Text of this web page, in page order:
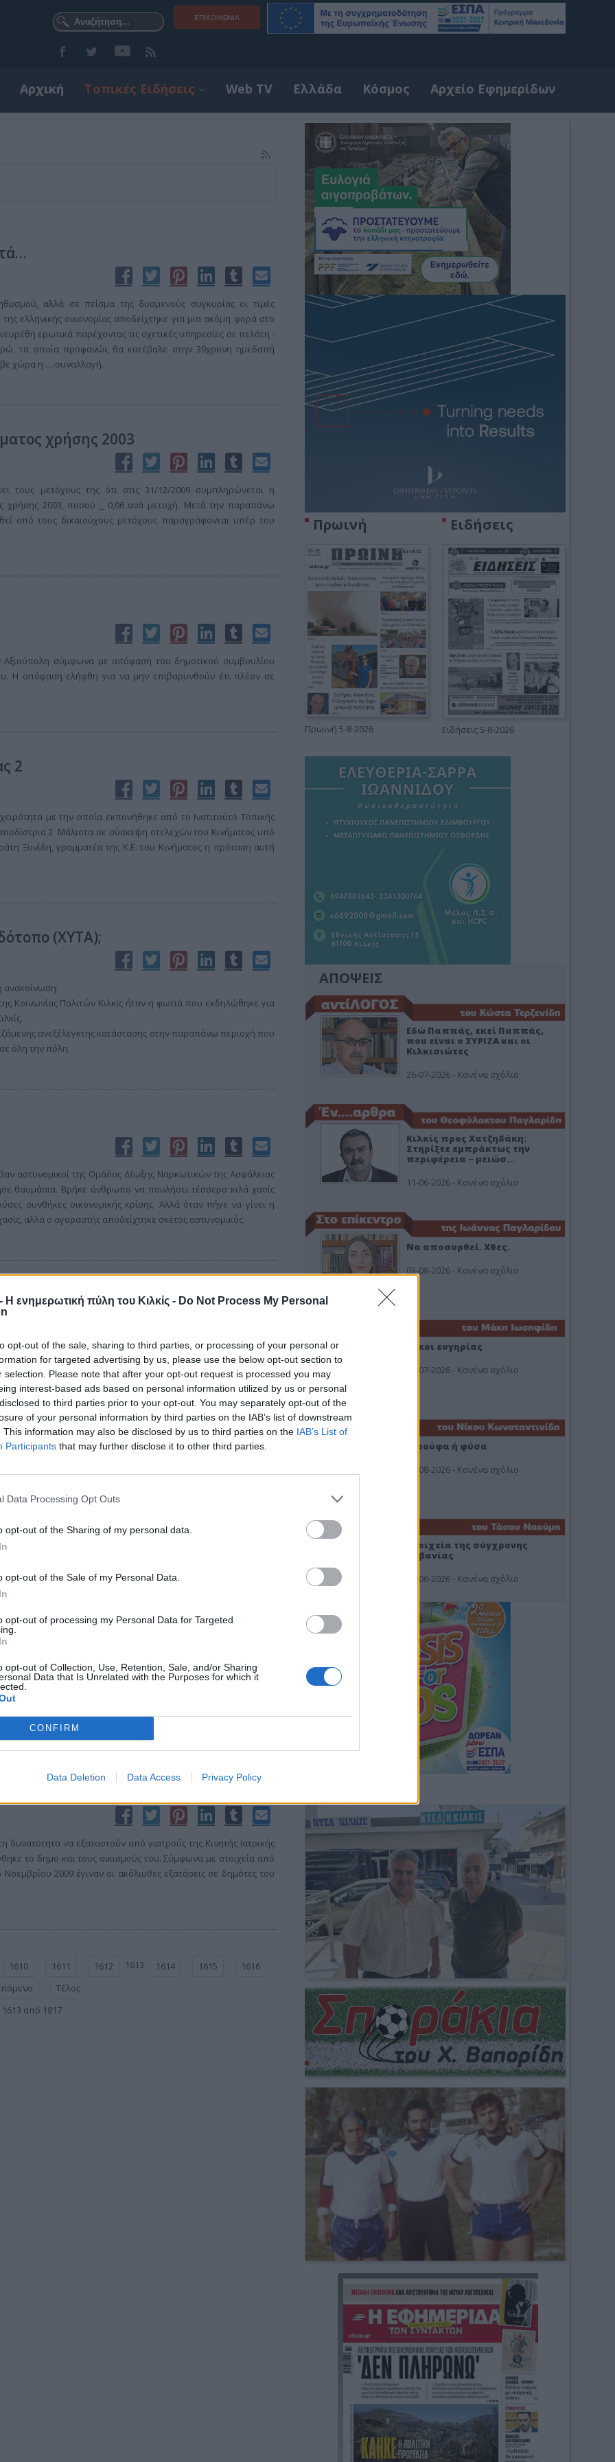
Η ενημερωτική πύλη του Κιλκίς - Do Not Process My Personal
opt-out of the sale, sharing to third parties, or processing of your personal or
for targeted advertising by us, please use the below opt-out section to
selection. Please note that after your opt-out request is processed you may
interest-based ads based on personal information utilized by us or personal
to third parties prior to your opt-out. You may separately opt-out of the
of your personal information by third parties on the IAB’s list of downstream
This information may also be disclosed by us to third parties on the IAB’s List of
Participants that may further disclose it to other third parties.
Data Processing Opt Outs
opt-out of the Sharing of my personal data.
opt-out of the Sale of my Personal Data.
opt-out of processing my Personal Data for Targeted
opt-out of Collection, Use, Retention, Sale, and/or Sharing
Data that Is Unrelated with the Purposes for which it
CONFIRM
Data Deletion Data Access Privacy Policy
ΕΠΙΚΟΙΝΩΝΊΑ
Αρχική Τοπικές Ειδήσεις Web TV Ελλάδα Κόσμος Αρχείο Εφημερίδων
αλλά σε πείσμα της δυσμενούς συγκυρίας οι τιμές
ελληνικής οικονομίας αποδείχτηκε για μια ακόμη φορά στο
ερωτικά παρέχοντας τις σχετικές υπηρεσίες σε πελάτη -
τα οποία προφανώς θα κατέβαλε στην 39χρονη ημεδαπή
χώρα η ….συναλλαγή.
χρήσης 2003
τους μετόχους της ότι στις 31/12/2009 συμπληρώνεται η
χρήσης 2003, ποσού _ 0,06 ανά μετοχή. Μετά την παραπάνω
από τους δικαιούχους μετόχους παραγράφονται υπέρ του
Αξιούπολη σύμφωνα με απόφαση του δημοτικού συμβουλίου
Η απόφαση ελήφθη για να μην επιβαρυνθούν έτι πλέον σε
2
με την οποία εκπονήθηκε από το Ινστιτούτο Τοπικής
2. Μάλιστα σε σύσκεψη στελεχών του Κινήματος υπό
Ξυνίδη, γραμματέα της Κ.Ε. του Κινήματος η πρόταση αυτή
(ΧΥΤΑ);
ανακοίνωση:
Κοινωνίας Πολιτών Κιλκίς ήταν η φωτιά που εκδηλώθηκε για
ανεξέλεγκτης κατάστασης στην παραπάνω περιοχή που
όλη την πόλη.
αστυνομικοί της Ομάδας Δίωξης Ναρκωτικών της Ασφάλειας
θαυμάσια. Βρήκε άνθρωπο να πουλήσει τέσσερα κιλά χασίς
συνθήκες οικονομικής κρίσης. Αλλά όταν πήγε να γίνει η
αλλά ο αγοραστής αποδείχτηκε σκέτος αστυνομικός.
αλλά και όλου του λαού στο Πολυτεχνείο, στερέωσε τις
που επιβλήθηκε στον ελληνικό λαό με τις ευλογίες των
ελπίδα και έβαλε δύναμη στο περιεχόμενο των στόχων για
κυριαρχία.
κιλά χασίς
του ένας αλλοδαπός. Σε κάποιο σημείο της
του είχαν αφήσει σάκο με 10.350 γραμμάρια χασίς. Ο
για να κάνει την …καλή του και βρέθηκε κυκλωμένος από
τους και έδρασαν κατάλληλα.
ξενοδοχείο
Κιλκίς τερματίστηκε ξαφνικά η …επιχείρηση που έστησαν
όπου δεν απαιτείται κεφάλαιο, ενώ το κέρδος είναι
περί μαστροπείας και έκδοση προσώπων επ’ αμοιβή.
Ιατρική Μονάδα
να εξαταστούν από γιατρούς της Κινητής Ιατρικής
το δημο και τους οικισμούς του. Σύμφωνα με στοιχεία από
2009 έγιναν οι ακόλιυθες εξατάσεις σε δημότες του
1610 1611 1612 1613 1614 1615
1616
Τέλος
1613 από 1817
Πρωινή
Πρωινή 5-8-2026
Ειδήσεις
Ειδήσεις 5-8-2026
ΑΠΟΨΕΙΣ
Εδώ Παππάς, εκεί Παππάς,
που είναι ο ΣΥΡΙΖΑ και οι
Κιλκισιώτες
26-07-2026 - Κανένα σχόλιο
Κιλκίς προς Χατζηδάκη:
Στηρίξτε εμπράκτως την
περιφέρεια – μειώσ…
11-06-2026 - Κανένα σχόλιο
Να αποσυρθεί. Χθες.
03-08-2026 - Κανένα σχόλιο
Οίκοι ευγηρίας
24-07-2026 - Κανένα σχόλιο
Ή ρούφα ή φύσα
03-08-2026 - Κανένα σχόλιο
Στοιχεία της σύγχρονης
Αλβανίας
19-06-2026 - Κανένα σχόλιο